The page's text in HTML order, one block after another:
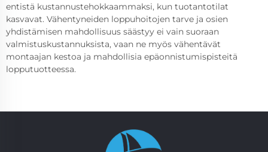
entistä kustannustehokkaammaksi, kun tuotantotilat
kasvavat. Vähentyneiden loppuhoitojen tarve ja osien
yhdistämisen mahdollisuus säästyy ei vain suoraan
valmistuskustannuksista, vaan ne myös vähentävät
montaajan kestoa ja mahdollisia epäonnistumispisteitä
lopputuotteessa.